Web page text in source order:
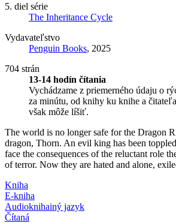
5. diel série
The Inheritance Cycle
Vydavateľstvo
Penguin Books, 2025
704 strán
13-14 hodín čítania
Vychádzame z priemerného údaju o
za minútu, od knihy ku knihe a
však môže líšiť.
The world is no longer safe for the Dragon
dragon, Thorn. An evil king has been
face the consequences of the reluctant role
of terror. Now they are hated and alone,
Kniha
E-kniha
Audioknihainý jazyk
Čítaná